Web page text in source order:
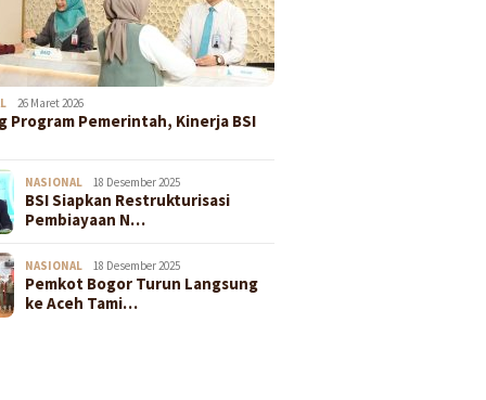
26 Maret 2026
Program Pemerintah, Kinerja BSI
NASIONAL 18 Desember 2025
BSI Siapkan Restrukturisasi
Pembiayaan N…
NASIONAL 18 Desember 2025
Pemkot Bogor Turun Langsung
ke Aceh Tami…